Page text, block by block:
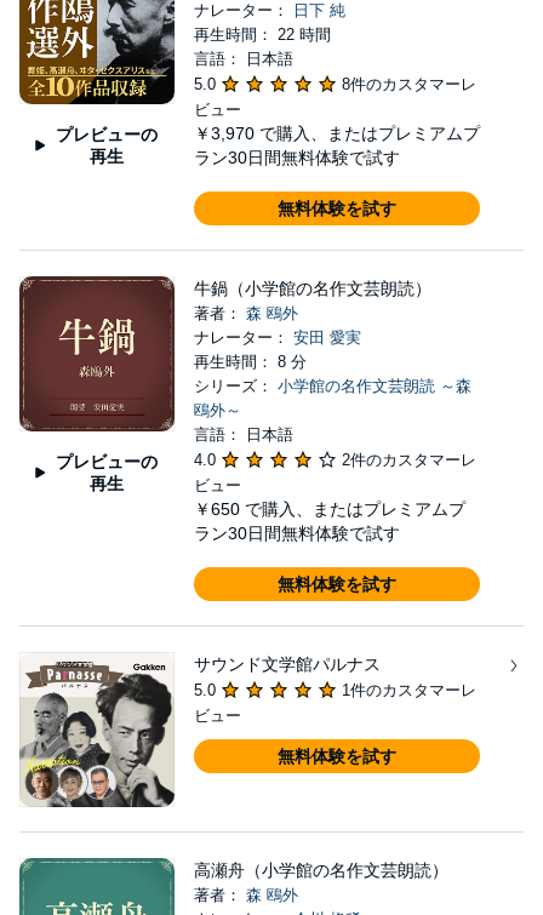
プレビューの
再生
ナレーター：
日下 純
再生時間： 22 時間
言語： 日本語
5.0
8件のカスタマーレ
ビュー
￥3,970 で購入、またはプレミアムプ
ラン30日間無料体験で試す
無料体験を試す
プレビューの
再生
牛鍋（小学館の名作文芸朗読）
著者： 森 鴎外
ナレーター： 安田 愛実
再生時間： 8 分
シリーズ： 小学館の名作文芸朗読 ～森
鴎外～
言語： 日本語
4.0
2件のカスタマーレ
ビュー
￥650 で購入、またはプレミアムプ
ラン30日間無料体験で試す
無料体験を試す
サウンド文学館パルナス
5.0
1件のカスタマーレ
ビュー
無料体験を試す
高瀬舟（小学館の名作文芸朗読）
著者： 森 鴎外